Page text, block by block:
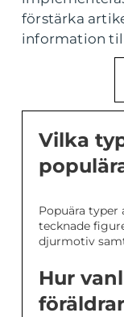
förstärka
information
Vilka
Popuära typer
tecknade
djurmotiv
Hur